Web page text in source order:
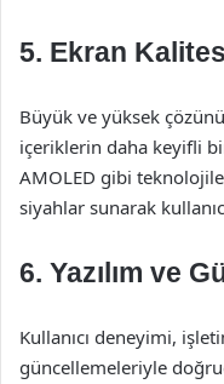
5. Ekran
Büyük ve yüksek
içeriklerin daha keyifli
AMOLED gibi
siyahlar sunarak
6. Yazılım ve
Kullanıcı deneyimi,
güncellemeleriyle